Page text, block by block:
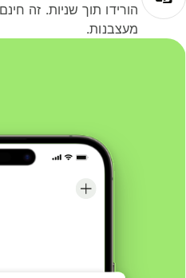
הורידו תוך שניות. זה חינם
מעצבנות.